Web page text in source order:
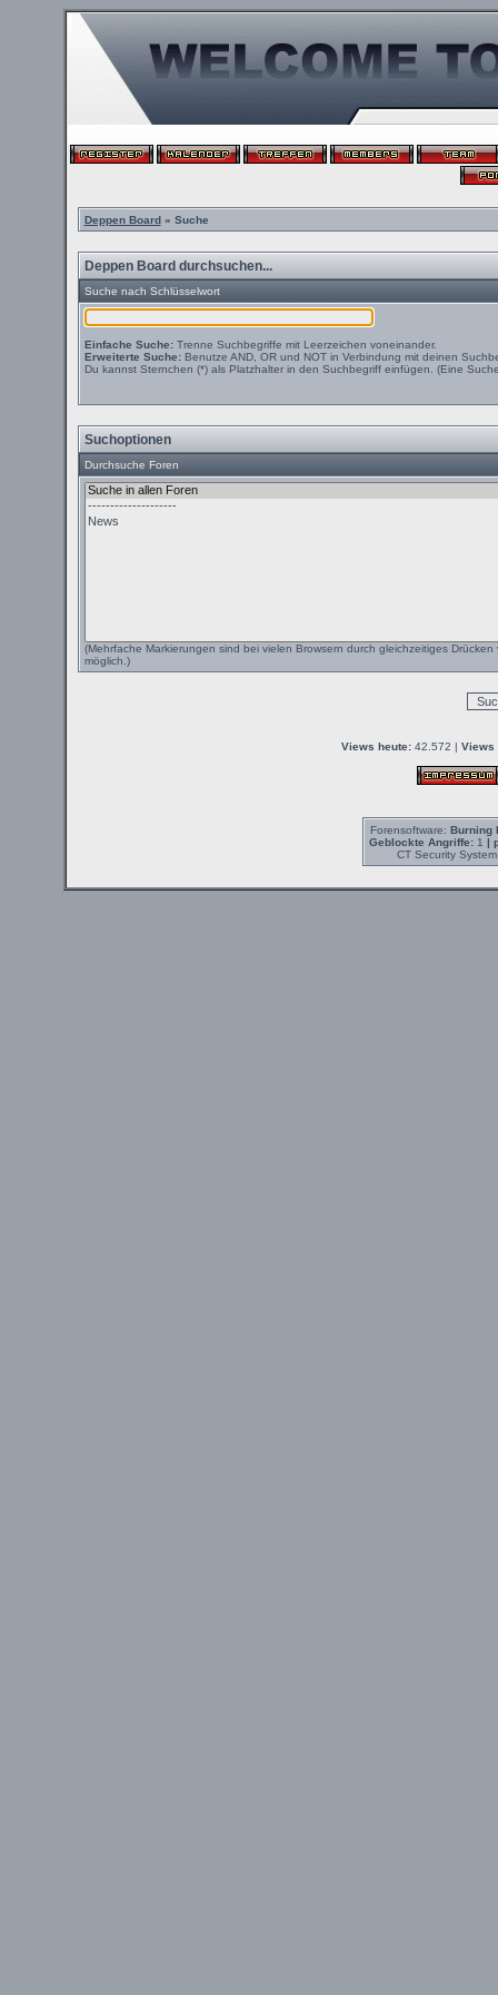
Deppen Board» Suche
Deppen Board durchsuchen...
Suche nach Schlüsselwort
Einfache Suche:Trenne Suchbegriffe mit Leerzeichen voneinander.
Erweiterte Suche:Benutze AND, OR und NOT in Verbindung mit deinen
Du kannst Sternchen (*) als Platzhalter in den Suchbegriff einfügen. (Eine
Suchoptionen
Durchsuche Foren
(Mehrfache Markierungen sind bei vielen Browsern durch gleichzeitiges Drücken
möglich.)
Views heute: 42.572 | Views
Forensoftware: Burning
Geblockte Angriffe:1 |
CT Security